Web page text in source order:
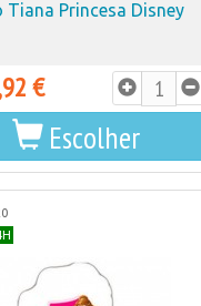
Tiana Princesa Disney
€
Escolher